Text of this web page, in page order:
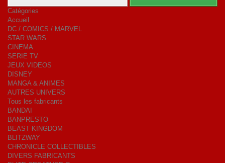
Catégories
Accueil
DC / COMICS / MARVEL
STAR WARS
CINEMA
SERIE TV
JEUX VIDEOS
DISNEY
MANGA & ANIMES
AUTRES UNIVERS
Tous les fabricants
BANDAI
BANPRESTO
BEAST KINGDOM
BLITZWAY
CHRONICLE COLLECTIBLES
DIVERS FABRICANTS